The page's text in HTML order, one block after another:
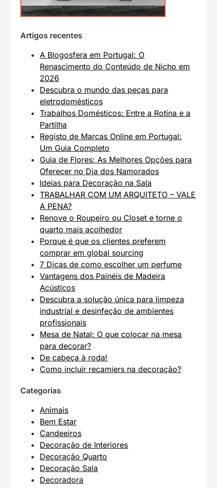
Artigos recentes
A Blogosfera em Portugal: O
Renascimento do Conteúdo de Nicho em
2026
Descubra o mundo das peças para
eletrodomésticos
Trabalhos Domésticos: Entre a Rotina e a
Partilha
Registo de Marcas Online em Portugal:
Um Guia Completo
Guia de Flores: As Melhores Opções para
Oferecer no Dia dos Namorados
Ideias para Decoração na Sala
TRABALHAR COM UM ARQUITETO – VALE
A PENA?
Renove o Roupeiro ou Closet e torne o
quarto mais acolhedor
Porque é que os clientes preferem
comprar em global sourcing
7 Dicas de como escolher um perfume
Vantagens dos Painéis de Madeira
Acústicos
Descubra a solução única para limpeza
industrial e desinfeção de ambientes
profissionais
Mesa de Natal: O que colocar na mesa
para decorar?
De cabeça à roda!
Como incluir recamiers na decoração?
Categorias
Animais
Bem Estar
Candeeiros
Decoração de Interiores
Decoração Quarto
Decoração Sala
Decoradora